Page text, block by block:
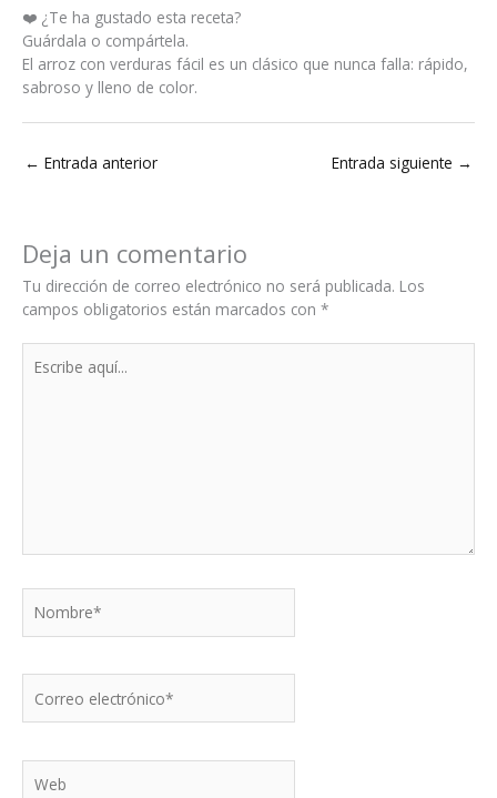
❤️ ¿Te ha gustado esta receta?
Guárdala o compártela.
El arroz con verduras fácil es un clásico que nunca falla: rápido,
sabroso y lleno de color.
← Entrada anterior Entrada siguiente →
Deja un comentario
Tu dirección de correo electrónico no será publicada. Los
campos obligatorios están marcados con *
aquí...
electrónico*